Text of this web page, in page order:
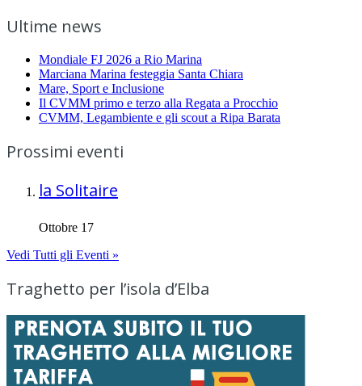
Ultime news
Mondiale FJ 2026 a Rio Marina
Marciana Marina festeggia Santa Chiara
Mare, Sport e Inclusione
Il CVMM primo e terzo alla Regata a Procchio
CVMM, Legambiente e gli scout a Ripa Barata
Prossimi eventi
la Solitaire
Ottobre 17
Vedi Tutti gli Eventi »
Traghetto per l’isola d’Elba